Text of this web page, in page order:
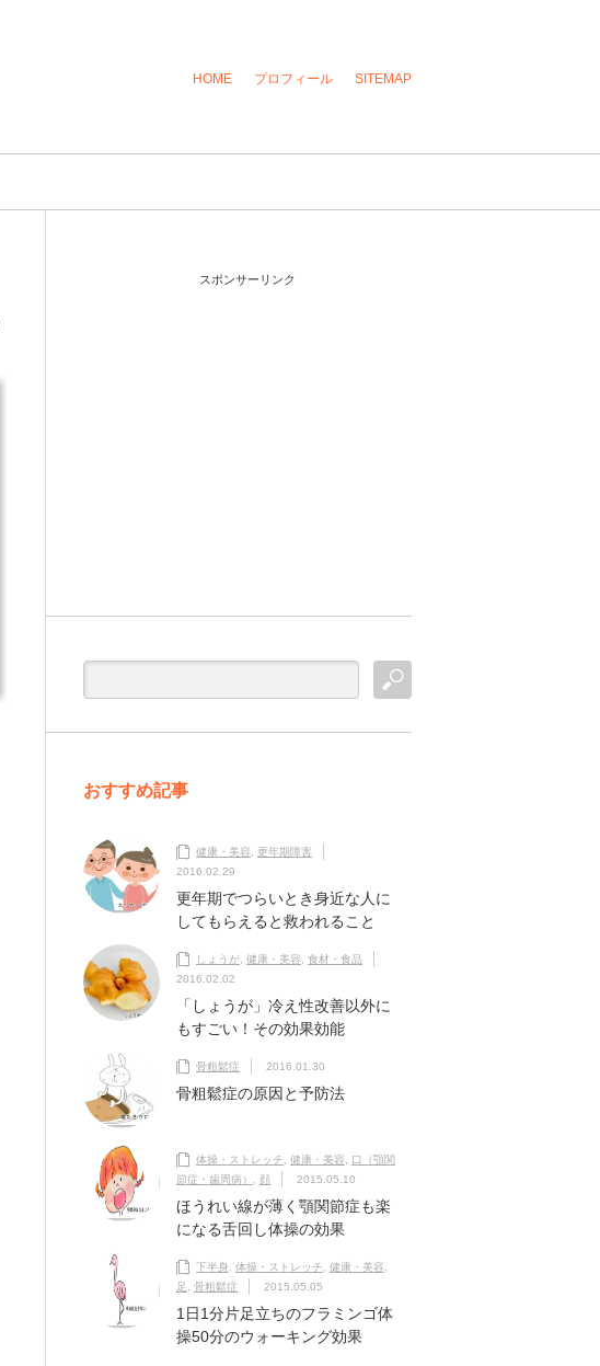
HOME プロフィール SITEMAP
スポンサーリンク
おすすめ記事
健康・美容
更年期障害
2016.02.29
更年期でつらいとき身近な人に
してもらえると救われること
しょうが 健康・美容
食材・食品
2016.02.02
「しょうが」冷え性改善以外に
もすごい！その効果効能
骨粗鬆症 2016.01.30
骨粗鬆症の原因と予防法
体操・ストレッチ 健康・美容
口（顎関
節症・歯周病）
顔 2015.05.10
ほうれい線が薄く顎関節症も楽
になる舌回し体操の効果
下半身 体操・ストレッチ 健康・美容
足
骨粗鬆症 2015.05.05
1日1分片足立ちのフラミンゴ体
操50分のウォーキング効果